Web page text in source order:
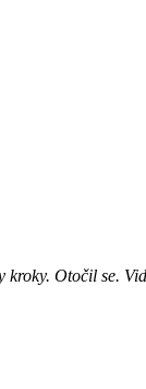
Otočil se.